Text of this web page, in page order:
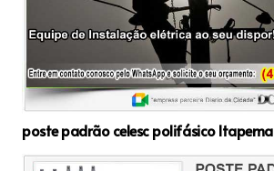
poste padrão celesc polifásico Itapema